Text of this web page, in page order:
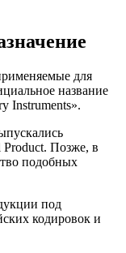
для
название
Instruments».
Product. Позже, в
подобных
под
кодировок и